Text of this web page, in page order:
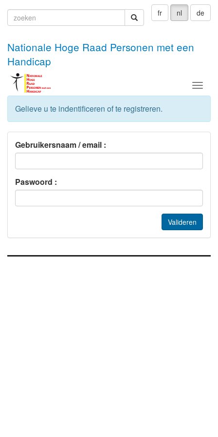
fr nl de
zoeken
Nationale Hoge Raad Personen met een
Handicap
Menu
Gelieve u te indentificeren of te registreren.
Gebruikersnaam / email :
Paswoord :